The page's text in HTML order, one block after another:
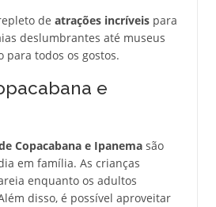
de atrações incríveispara
deslumbrantes até museus
para todos os gostos.
e
Copacabana e Ipanemasão
em família. As crianças
enquanto os adultos
disso, é possível aproveitar